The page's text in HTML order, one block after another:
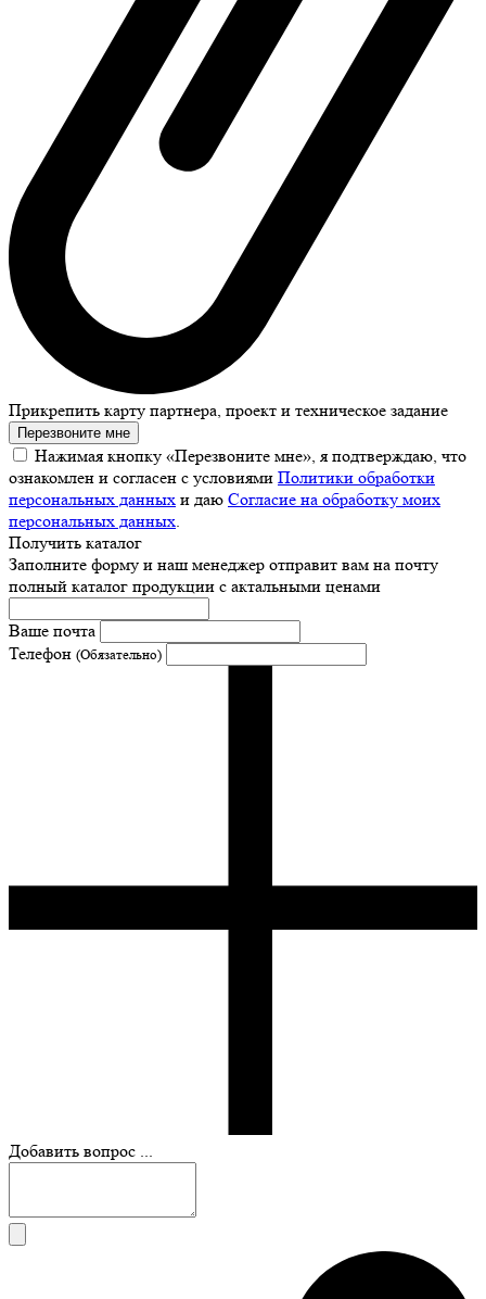
Прикрепить карту партнера, проект и техническое задание
Перезвоните мне
Нажимая кнопку «Перезвоните мне», я подтверждаю, что
ознакомлен и согласен с условиями Политики обработки
персональных данных и даю Согласие на обработку моих
персональных данных.
Получить каталог
Заполните форму и наш менеджер отправит вам на почту
полный каталог продукции с актальными ценами
Ваше почта
Телефон (Обязательно)
Добавить вопрос ...